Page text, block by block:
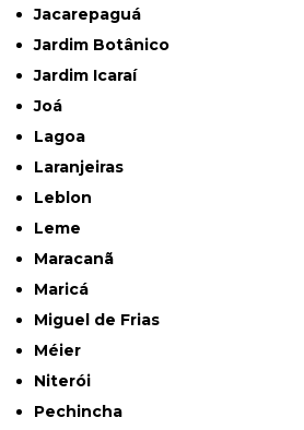
Jacarepaguá
Jardim Botânico
Jardim Icaraí
Joá
Lagoa
Laranjeiras
Leblon
Leme
Maracanã
Maricá
Miguel de Frias
Méier
Niterói
Pechincha